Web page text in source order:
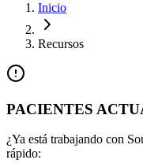
Inicio
Recursos
PACIENTES
¿Ya está trabajando con
rápido: